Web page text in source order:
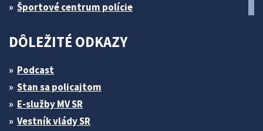
Športové centrum polície
DÔLEŽITÉ ODKAZY
Podcast
Stan sa policajtom
E-služby MV SR
Vestník vlády SR